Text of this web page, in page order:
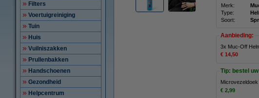
Filters
Voertuigreiniging
Tuin
Huis
Vuilniszakken
Prullenbakken
Handschoenen
Gezondheid
Helpcentrum
Merk:
Type:
Soort:
Aanbieding:
3x Muc-Off
€ 14,50
Tip: bestel
€ 2,99